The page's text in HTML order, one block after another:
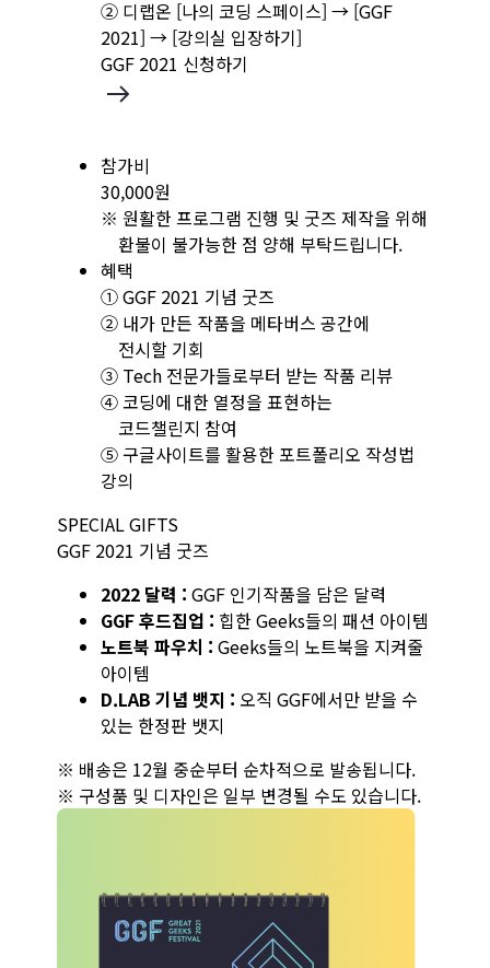
② 디랩온 [나의 코딩 스페이스] → [GGF
2021] → [강의실 입장하기]
GGF 2021 신청하기
참가비
30,000원
※ 원활한 프로그램 진행 및 굿즈 제작을 위해
환불이 불가능한 점 양해 부탁드립니다.
혜택
① GGF 2021 기념 굿즈
② 내가 만든 작품을 메타버스 공간에
전시할 기회
③ Tech 전문가들로부터 받는 작품 리뷰
④ 코딩에 대한 열정을 표현하는
코드챌린지 참여
⑤ 구글사이트를 활용한 포트폴리오 작성법
강의
SPECIAL GIFTS
GGF 2021 기념 굿즈
2022 달력 : GGF 인기작품을 담은 달력
GGF 후드집업 : 힙한 Geeks들의 패션 아이템
노트북 파우치 : Geeks들의 노트북을 지켜줄
아이템
D.LAB 기념 뱃지 : 오직 GGF에서만 받을 수
있는 한정판 뱃지
※ 배송은 12월 중순부터 순차적으로 발송됩니다.
※ 구성품 및 디자인은 일부 변경될 수도 있습니다.